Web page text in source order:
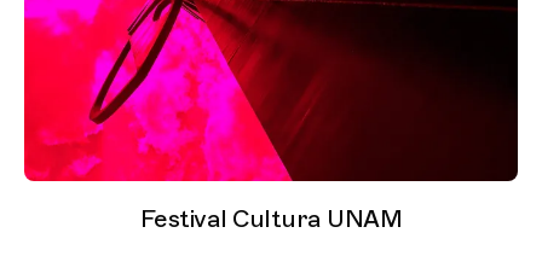
Festival Cultura UNAM